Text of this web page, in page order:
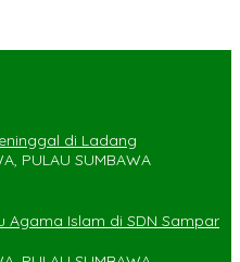
di Ladang
PULAU SUMBAWA
Agama Islam di SDN Sampar